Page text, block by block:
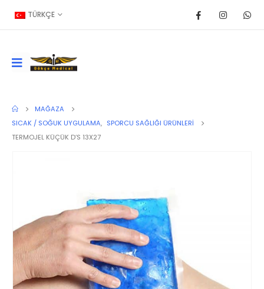
TÜRKÇE
MAĞAZA
SICAK / SOĞUK UYGULAMA, SPORCU SAĞLIĞI ÜRÜNLERI
TERMOJEL KÜÇÜK D’S 13X27